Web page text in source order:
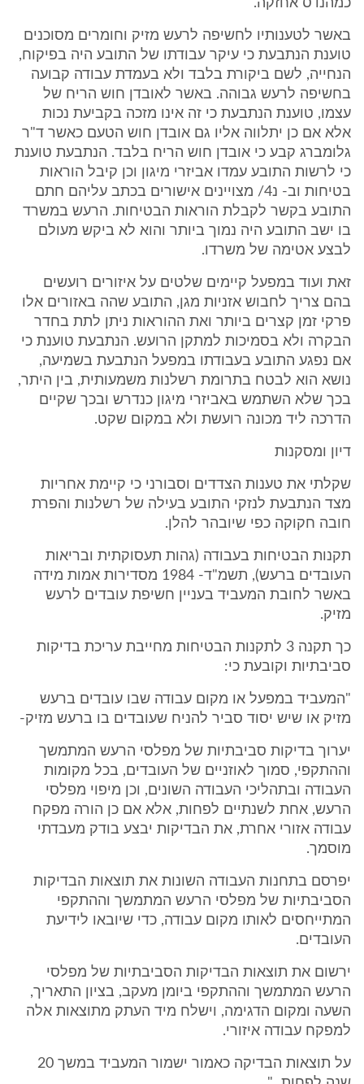
כמהנדס אחזקה.
באשר לטענותיו לחשיפה לרעש מזיק וחומרים מסוכנים
טוענת הנתבעת כי עיקר עבודתו של התובע היה בפיקוח,
הנחייה, לשם ביקורת בלבד ולא בעמדת עבודה קבועה
בחשיפה לרעש גבוהה. באשר לאובדן חוש הריח של
עצמו, טוענת הנתבעת כי זה אינו מזכה בקביעת נכות
אלא אם כן יתלווה אליו גם אובדן חוש הטעם כאשר ד"ר
גלומברג קבע כי אובדן חוש הריח בלבד. הנתבעת טוענת
כי לרשות התובע עמדו אביזרי מיגון וכן קיבל הוראות
בטיחות וב- נ4/ מצויינים אישורים בכתב עליהם חתם
התובע בקשר לקבלת הוראות הבטיחות. הרעש במשרד
בו ישב התובע היה נמוך ביותר והוא לא ביקש מעולם
לבצע אטימה של משרדו.
זאת ועוד במפעל קיימים שלטים על איזורים רועשים
בהם צריך לחבוש אזניות מגן, התובע שהה באזורים אלו
פרקי זמן קצרים ביותר ואת ההוראות ניתן לתת בחדר
הבקרה ולא בסמיכות למתקן הרועש. הנתבעת טוענת כי
אם נפגע התובע בעבודתו במפעל הנתבעת בשמיעה,
נושא הוא לבטח בתרומת רשלנות משמעותית, בין היתר,
בכך שלא השתמש באביזרי מיגון כנדרש ובכך שקיים
הדרכה ליד מכונה רועשת ולא במקום שקט.
דיון ומסקנות
שקלתי את טענות הצדדים וסבורני כי קיימת אחריות
מצד הנתבעת לנזקי התובע בעילה של רשלנות והפרת
חובה חקוקה כפי שיובהר להלן.
תקנות הבטיחות בעבודה (גהות תעסוקתית ובריאות
העובדים ברעש), תשמ"ד- 1984 מסדירות אמות מידה
באשר לחובת המעביד בעניין חשיפת עובדים לרעש
מזיק.
כך תקנה 3 לתקנות הבטיחות מחייבת עריכת בדיקות
סביבתיות וקובעת כי:
"המעביד במפעל או מקום עבודה שבו עובדים ברעש
מזיק או שיש יסוד סביר להניח שעובדים בו ברעש מזיק-
יערוך בדיקות סביבתיות של מפלסי הרעש המתמשך
וההתקפי, סמוך לאוזניים של העובדים, בכל מקומות
העבודה ובתהליכי העבודה השונים, וכן מיפוי מפלסי
הרעש, אחת לשנתיים לפחות, אלא אם כן הורה מפקח
עבודה אזורי אחרת, את הבדיקות יבצע בודק מעבדתי
מוסמך.
יפרסם בתחנות העבודה השונות את תוצאות הבדיקות
הסביבתיות של מפלסי הרעש המתמשך וההתקפי
המתייחסים לאותו מקום עבודה, כדי שיובאו לידיעת
העובדים.
ירשום את תוצאות הבדיקות הסביבתיות של מפלסי
הרעש המתמשך וההתקפי ביומן מעקב, בציון התאריך,
השעה ומקום הדגימה, וישלח מיד העתק מתוצאות אלה
למפקח עבודה איזורי.
על תוצאות הבדיקה כאמור ישמור המעביד במשך 20